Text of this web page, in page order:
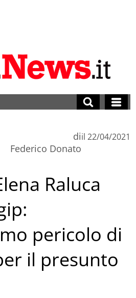
di
Federico Donato
il 22/04/2021
Raluca
pericolo di
il presunto